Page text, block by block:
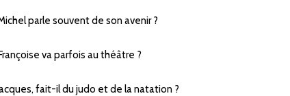
parle souvent de son avenir ?
va parfois au théâtre ?
fait-il du judo et de la natation ?